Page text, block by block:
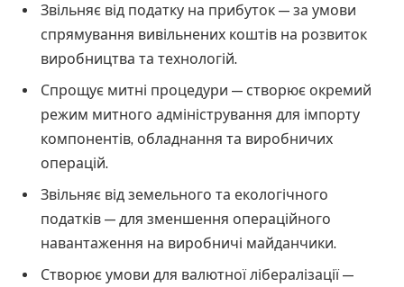
Звільняє від податку на прибуток — за умови
спрямування вивільнених коштів на розвиток
виробництва та технологій.
Спрощує митні процедури — створює окремий
режим митного адміністрування для імпорту
компонентів, обладнання та виробничих
операцій.
Звільняє від земельного та екологічного
податків — для зменшення операційного
навантаження на виробничі майданчики.
Створює умови для валютної лібералізації —